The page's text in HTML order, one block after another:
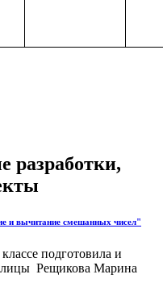
разработки,
и вычитание смешанных чисел"
подготовила и
Рещикова Марина